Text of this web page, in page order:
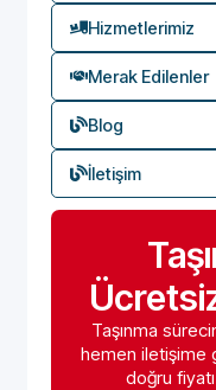
Hizmetlerimiz
Merak Edilenler
Blog
İletişim
Taşınma
hemen iletişime
doğru